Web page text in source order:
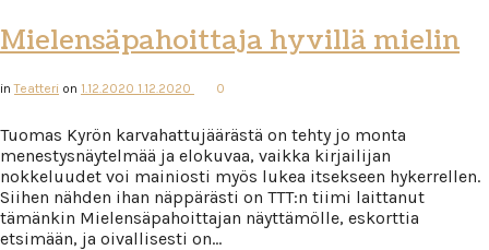
Mielensäpahoittaja hyvillä mielin
inTeatteri on 1.12.2020 1.12.2020 0
Tuomas Kyrön karvahattujäärästä on tehty jo monta
menestysnäytelmää ja elokuvaa, vaikka kirjailijan
nokkeluudet voi mainiosti myös lukea itsekseen hykerrellen.
Siihen nähden ihan näppärästi on TTT:n tiimi laittanut
tämänkin Mielensäpahoittajan näyttämölle, eskorttia
etsimään, ja oivallisesti on…